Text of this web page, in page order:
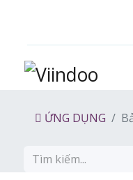
ỨNG DỤNG